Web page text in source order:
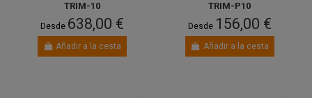
TRIM-10
Desde 638,00 €
Añadir a la cesta
TRIM-P10
Desde 156,00 €
Añadir a la cesta